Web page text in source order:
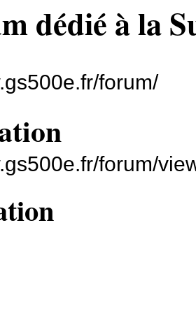
dédié à la
forum/
forum/